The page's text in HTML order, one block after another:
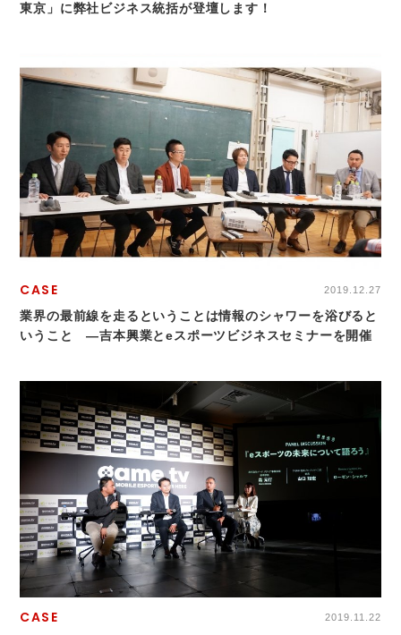
東京」に弊社ビジネス統括が登壇します！
CASE 2019.12.27
業界の最前線を走るということは情報のシャワーを浴びると
いうこと ―吉本興業とeスポーツビジネスセミナーを開催
CASE 2019.11.22